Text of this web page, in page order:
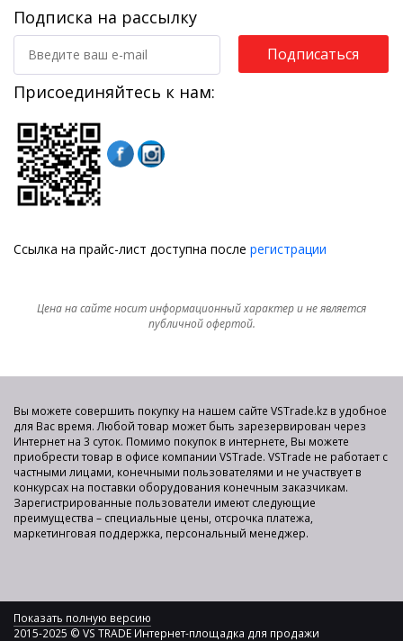
Подписка на рассылку
Подписаться
Присоединяйтесь к нам:
Ссылка на прайс-лист доступна после регистрации
Цена на сайте носит информационный характер и не является
публичной офертой.
Вы можете совершить покупку на нашем сайте VSTrade.kz в удобное
для Вас время. Любой товар может быть зарезервирован через
Интернет на 3 суток. Помимо покупок в интернете, Вы можете
приобрести товар в офисе компании VSTrade. VSTrade не работает с
частными лицами, конечными пользователями и не участвует в
конкурсах на поставки оборудования конечным заказчикам.
Зарегистрированные пользователи имеют следующие
преимущества – специальные цены, отсрочка платежа,
маркетинговая поддержка, персональный менеджер.
Показать полную версию
2015-2025 © VS TRADE Интернет-площадка для продажи